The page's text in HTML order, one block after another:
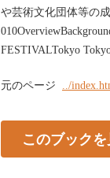
や芸術文化団体等の
FESTIVALTokyo
元のページ ../
このブックを